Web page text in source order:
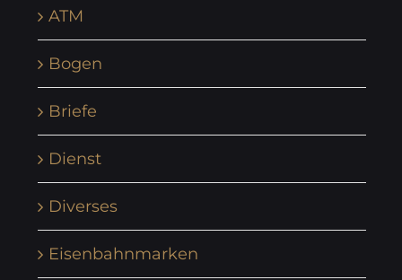
ATM
Bogen
Briefe
Dienst
Diverses
Eisenbahnmarken